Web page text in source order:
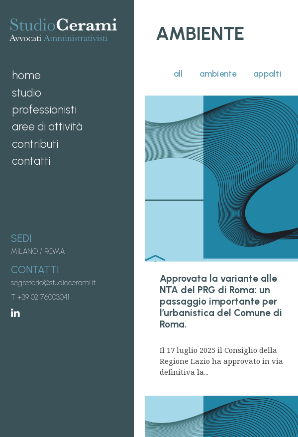
home
studio
professionisti
aree di attività
contributi
contatti
SEDI
MILANO / ROMA
CONTATTI
segreteria@studiocerami.it
T +39 02 76003041
AMBIENTE
all ambiente appalti
Approvata la variante alle
NTA del PRG di Roma: un
passaggio importante per
l’urbanistica del Comune di
Roma.
Il 17 luglio 2025 il Consiglio della
Regione Lazio ha approvato in via
definitiva la...